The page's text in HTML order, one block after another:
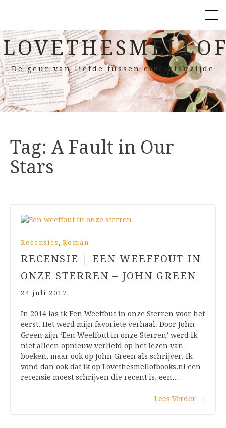
De geur van liefde tussen elke bladzijde
Tag: A Fault in Our
Stars
Recensies , Roman
RECENSIE | EEN WEEFFOUT IN
ONZE STERREN – JOHN GREEN
24 juli 2017
In 2014 las ik Een Weeffout in onze Sterren voor het
eerst. Het werd mijn favoriete verhaal. Door John
Green zijn ‘Een Weeffout in onze Sterren’ werd ik
niet alleen opnieuw verliefd op het lezen van
boeken, maar ook op John Green als schrijver. Ik
vond dan ook dat ik op Lovethesmellofbooks.nl een
recensie moest schrijven die recent is, een…
Lees Verder →